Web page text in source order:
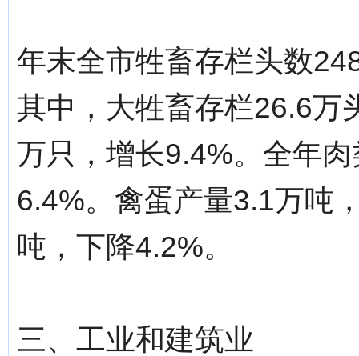
年末全市牲畜存栏头数
其中，大牲畜存栏26.6万
万只，增长9.4%。全年
6.4%。禽蛋产量3.1万吨
吨，下降4.2%。
三、工业和建筑业